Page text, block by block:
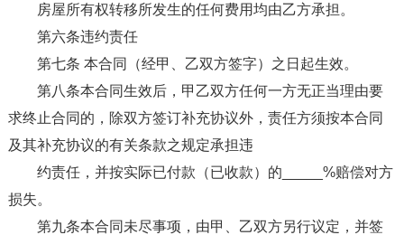
房屋所有权转移所发生的任何费用均由乙方承担。
第六条违约责任
第七条 本合同（经甲、乙双方签字）之日起生效。
第八条本合同生效后，甲乙双方任何一方无正当理由要
求终止合同的，除双方签订补充协议外，责任方须按本合同
及其补充协议的有关条款之规定承担违
约责任，并按实际已付款（已收款）的_____%赔偿对方
损失。
第九条本合同未尽事项，由甲、乙双方另行议定，并签